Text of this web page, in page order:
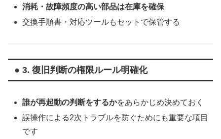
消耗・故障頻度の高い部品は在庫を確保
交換手順書・対応ツールもセットで保管する
● 3. 復旧判断の権限ルール明確化
誰が再起動の判断をするかをあらかじめ決めておく
誤操作による2次トラブルを防ぐためにも重要な項目
です